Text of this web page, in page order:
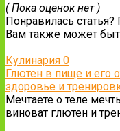
( Пока оценок нет )
Понравилась
Вам также может
Кулинария 0
Глютен в пище и его
здоровье и
Мечтаете о теле
виноват глютен и